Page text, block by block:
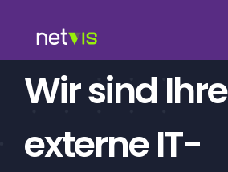
Inhalt
springen
Wir sind Ihre
externe IT-